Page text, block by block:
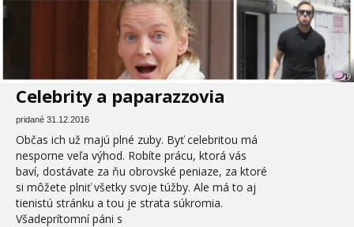
9
Celebrity a paparazzovia
pridané 31.12.2016
Občas ich už majú plné zuby. Byť celebritou má
nesporne veľa výhod. Robíte prácu, ktorá vás
baví, dostávate za ňu obrovské peniaze, za ktoré
si môžete plniť všetky svoje túžby. Ale má to aj
tienistú stránku a tou je strata súkromia.
Všadeprítomní páni s